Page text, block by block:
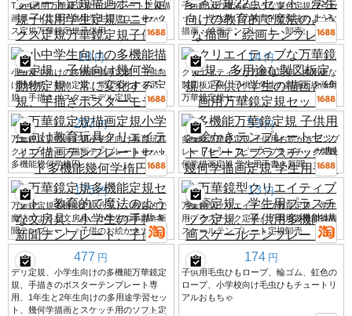
T 4色透明万華鏡定規テンプレート定規描
画ボード定規子供用学生定規ユニセック
ス定規万華鏡定規子供用
子供向けの魔法のような多色定規22点セ
ット。学生向けの教育的で魔法のような
描画・絵画テンプレート。卸売。
18 円
小中学生向けの多機能描画定規、子供向
け幾何学・動物定規、常に変化する定
規、手描きポスターモデル定規
14 円
クリエイティブな万華鏡定規、多用途な
製図板定規、子供と学生の描画と絵画用
万華鏡定規セット
207 円
万華鏡定規描画定規小学生向け教育玩具
クリエイティブ描画テンプレートセット
多機能幾何学楕円
53 円
多機能万華鏡定規 子供用お絵かきテンプ
レートセット 7ピース プラスチック製幾
何学描画定規 学生用手書き新聞
175 円
万華鏡定規多機能定規セット、教育的で
魔法のような文房具、小学生の手描き新
聞テンプレート、子供のお絵かきツール
13 円
万華鏡型クリエイティブ教育定規、学生
用プラスチック定規、子供用多機能描画
スケールテンプレート定規卸売
477 円
デリ定規、小学生向けの多機能万華鏡定
規、手描きのポスターテンプレート専
用、1年生と2年生向けの多用途学習セッ
ト、幾何学描画とスケッチ用のソフト定
174 円
子供用毛虫ひもロープ、輪ゴム、虹色の
ロープ、小学校向け毛虫ひもチュートリ
アルおもちゃ